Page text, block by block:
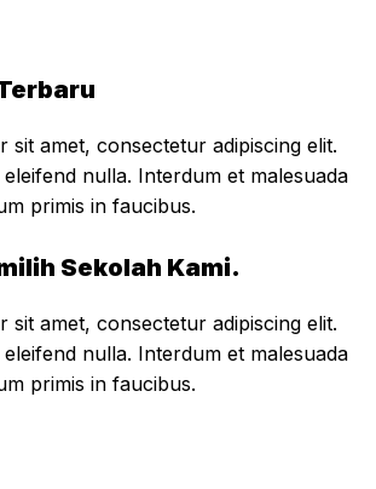
sit amet, consectetur adipiscing elit.
nulla. Interdum et malesuada
primis in faucibus.
Sekolah Kami.
sit amet, consectetur adipiscing elit.
nulla. Interdum et malesuada
primis in faucibus.